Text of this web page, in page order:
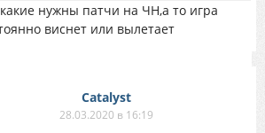
нужны патчи на ЧН,а то игра
виснет или вылетает
Catalyst
28.03.2020 в 16:19